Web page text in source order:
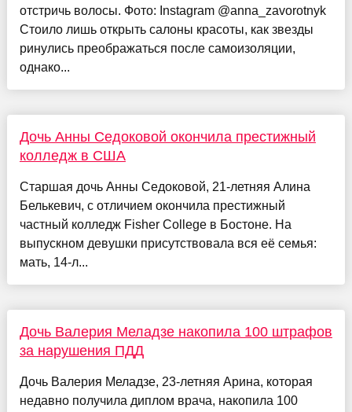
отстричь волосы. Фото: Instagram @anna_zavorotnyk
Стоило лишь открыть салоны красоты, как звезды
ринулись преображаться после самоизоляции,
однако...
Дочь Анны Седоковой окончила престижный
колледж в США
Старшая дочь Анны Седоковой, 21-летняя Алина
Белькевич, с отличием окончила престижный
частный колледж Fisher College в Бостоне. На
выпускном девушки присутствовала вся её семья:
мать, 14-л...
Дочь Валерия Меладзе накопила 100 штрафов
за нарушения ПДД
Дочь Валерия Меладзе, 23-летняя Арина, которая
недавно получила диплом врача, накопила 100